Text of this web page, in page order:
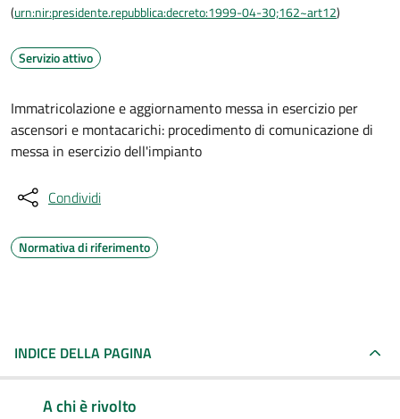
(urn:nir:presidente.repubblica:decreto:1999-04-30;162~art12)
Servizio attivo
Immatricolazione e aggiornamento messa in esercizio per
ascensori e montacarichi: procedimento di comunicazione di
messa in esercizio dell'impianto
Condividi
Normativa di riferimento
INDICE DELLA PAGINA
A chi è rivolto